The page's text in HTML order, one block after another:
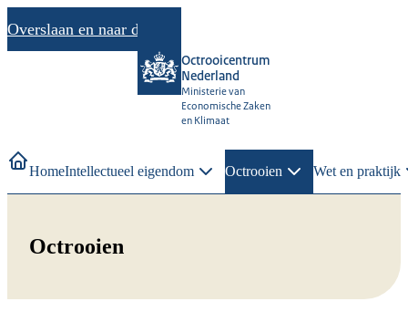
Overslaan en naar de inhoud gaan
Octrooicentrum
Nederland
Ministerie van
Economische Zaken
en Klimaat
HomeIntellectueel eigendom Octrooien Wet en praktijk
Octrooien